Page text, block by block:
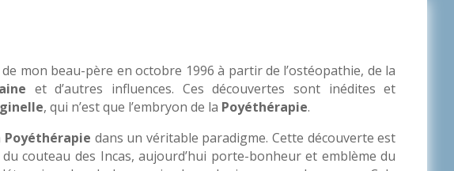
mon beau-père en octobre 1996 à partir de l’ostéopathie, de la
et d’autres influences. Ces découvertes sont inédites et
, qui n’est que l’embryon de la Poyéthérapie.
Poyéthérapie dans un véritable paradigme. Cette découverte est
couteau des Incas, aujourd’hui porte-bonheur et emblème du